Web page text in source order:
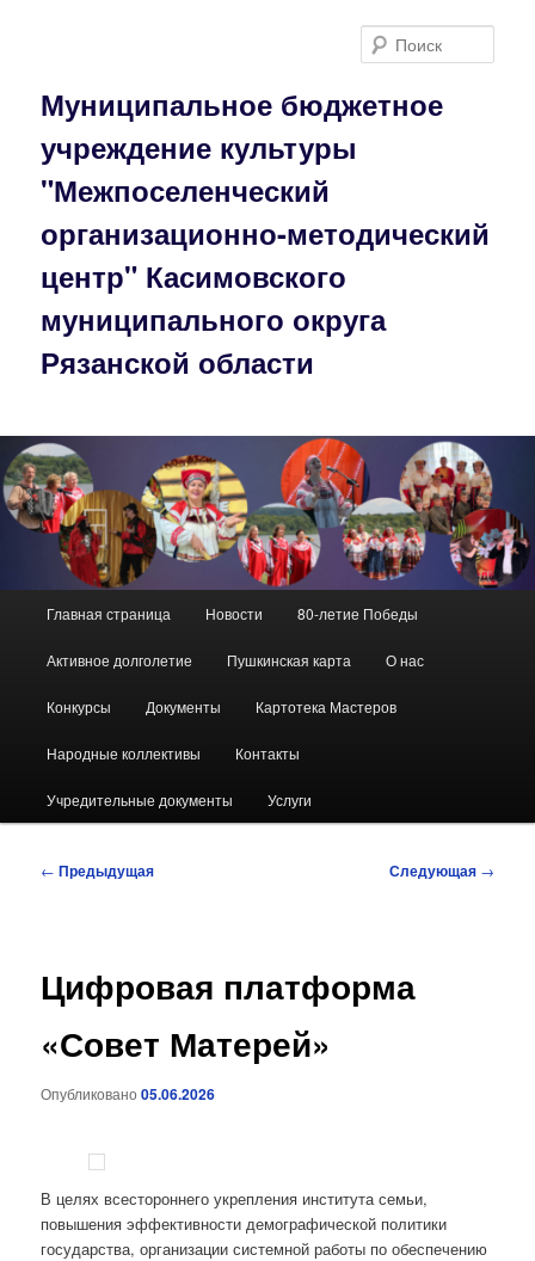
Муниципальное бюджетное
учреждение культуры
"Межпоселенческий
организационно-методический
центр" Касимовского
муниципального округа
Рязанской области
Главная страница Новости 80-летие Победы
Активное долголетие Пушкинская карта О нас
Конкурсы Документы Картотека Мастеров
Народные коллективы Контакты
Учредительные документы Услуги
Навигация
← Предыдущая Следующая →
Цифровая платформа
«Совет Матерей»
Опубликовано05.06.2026
В целях всестороннего укрепления института семьи,
повышения эффективности демографической политики
государства, организации системной работы по обеспечению